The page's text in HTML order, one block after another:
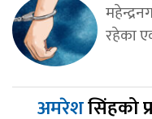
रहेका
अमरेशसिंहको